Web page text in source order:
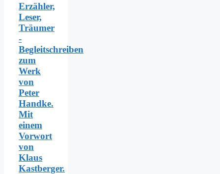
Erzähler,
Leser,
Träumer
-
Begleitschreiben
zum
Werk
von
Peter
Handke.
Mit
einem
Vorwort
von
Klaus
Kastberger.